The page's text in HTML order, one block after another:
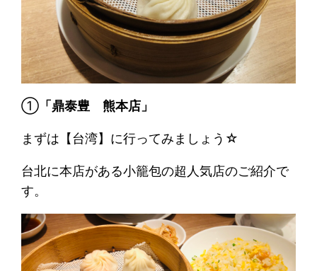
① 「鼎泰豊 熊本店」
まずは【台湾】に行ってみましょう☆
台北に本店がある小籠包の超人気店のご紹介で
す。